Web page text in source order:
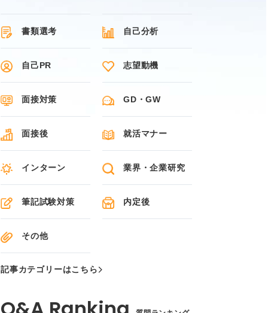
書類選考 自己分析
自己PR 志望動機
面接対策 GD・GW
面接後 就活マナー
インターン 業界・企業研究
筆記試験対策 内定後
その他
記事カテゴリーはこちら